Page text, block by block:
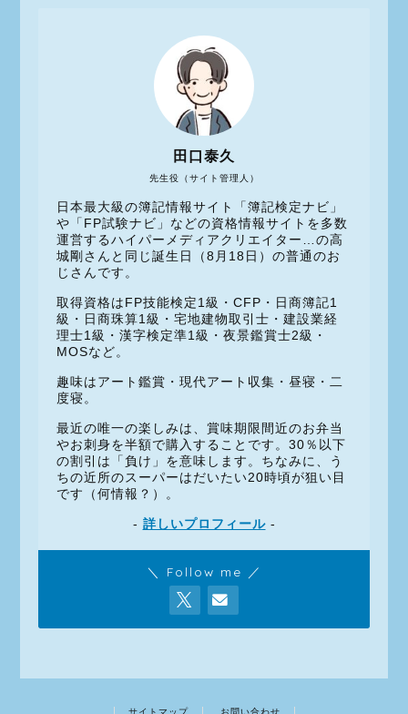
先生役（サイト管理人）
田口泰久
日本最大級の簿記情報サイト「簿記検定ナビ」
や「FP試験ナビ」などの資格情報サイトを多数
運営するハイパーメディアクリエイター…の高
城剛さんと同じ誕生日（8月18日）の普通のお
じさんです。
取得資格はFP技能検定1級・CFP・日商簿記1
級・日商珠算1級・宅地建物取引士・建設業経
理士1級・漢字検定準1級・夜景鑑賞士2級・
MOSなど。
趣味はアート鑑賞・現代アート収集・昼寝・二
度寝。
最近の唯一の楽しみは、賞味期限間近のお弁当
やお刺身を半額で購入することです。30％以下
の割引は「負け」を意味します。ちなみに、う
ちの近所のスーパーはだいたい20時頃が狙い目
です（何情報？）。
- 詳しいプロフィール-
＼ Follow me ／
サイトマップ お問い合わせ